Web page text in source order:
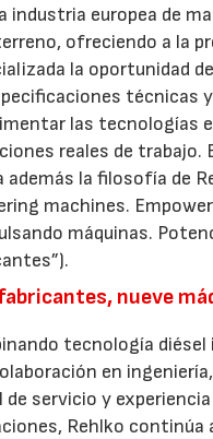
industria europea de
ofreciendo a la
la oportunidad
técnicas y
las tecnologías
reales de trabajo.
además la filosofía de
machines.
máquinas.
nueve
tecnología diésel
en
de servicio y
Rehlko continúa